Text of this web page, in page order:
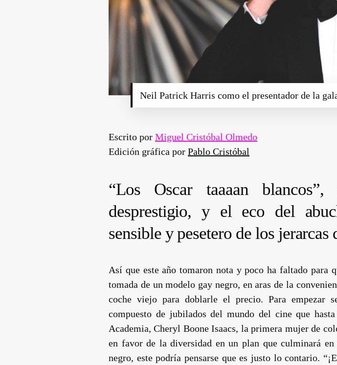
Neil Patrick Harris como el presentador de la
Escrito por Miguel Cristóbal Olmedo
Edición gráfica por Pablo Cristóbal
“Los Oscar taaaan
desprestigio, y el eco del
sensible y pesetero de los jerarcas
Así que este año tomaron nota y poco ha faltado para
tomada de un modelo gay negro, en aras de la
coche viejo para doblarle el precio. Para empezar
compuesto de jubilados del mundo del cine que
Academia,Cheryl Boone Isaacs, la primera mujer de
en favor de la diversidad en un plan que culminará
negro, este podría pensarse que es justo lo contario.